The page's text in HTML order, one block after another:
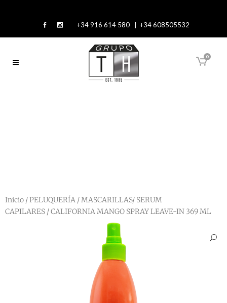
+34 916 614 580 | +34 608505532
0
Inicio /PELUQUERÍA /MASCARILLAS/ SERUM
CAPILARES / CALIFORNIA MANGO SPRAY LEAVE-IN 369 ML